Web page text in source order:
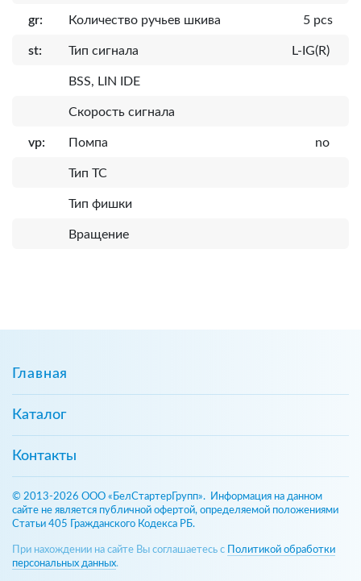
gr: Количество ручьев шкива 5 pcs
st: Тип сигнала L-IG(R)
BSS, LIN IDE
Скорость сигнала
vp: Помпа no
Тип ТС
Тип фишки
Вращение
Главная
Каталог
Контакты
© 2013-2026 ООО «БелСтартерГрупп». Информация на данном
сайте не является публичной офертой, определяемой положениями
Статьи 405 Гражданского Кодекса РБ.
При нахождении на сайте Вы соглашаетесь с
Политикой обработки
персональных данных.